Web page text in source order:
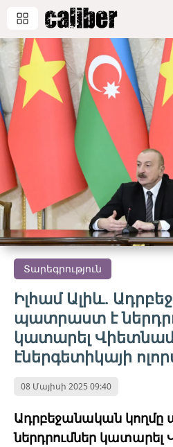
Տարեգրություն
Իլհամ Ալիև.
պատրաստ է
կատարել
էներգետիկայի
08 Մայիսի 2025 09:40
Ադրբեջանական
ներդրումներ կատարել